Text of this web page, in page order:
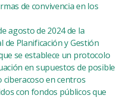
de convivencia en los
agosto de 2024 de la
de Planificación y Gestión
se establece un protocolo
en supuestos de posible
ciberacoso en centros
con fondos públicos que